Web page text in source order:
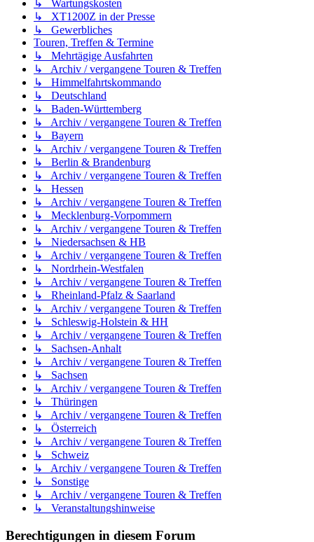
↳ Wartungskosten
↳ XT1200Z in der Presse
↳ Gewerbliches
Touren, Treffen & Termine
↳ Mehrtägige Ausfahrten
↳ Archiv / vergangene Touren & Treffen
↳ Himmelfahrtskommando
↳ Deutschland
↳ Baden-Württemberg
↳ Archiv / vergangene Touren & Treffen
↳ Bayern
↳ Archiv / vergangene Touren & Treffen
↳ Berlin & Brandenburg
↳ Archiv / vergangene Touren & Treffen
↳ Hessen
↳ Archiv / vergangene Touren & Treffen
↳ Mecklenburg-Vorpommern
↳ Archiv / vergangene Touren & Treffen
↳ Niedersachsen & HB
↳ Archiv / vergangene Touren & Treffen
↳ Nordrhein-Westfalen
↳ Archiv / vergangene Touren & Treffen
↳ Rheinland-Pfalz & Saarland
↳ Archiv / vergangene Touren & Treffen
↳ Schleswig-Holstein & HH
↳ Archiv / vergangene Touren & Treffen
↳ Sachsen-Anhalt
↳ Archiv / vergangene Touren & Treffen
↳ Sachsen
↳ Archiv / vergangene Touren & Treffen
↳ Thüringen
↳ Archiv / vergangene Touren & Treffen
↳ Österreich
↳ Archiv / vergangene Touren & Treffen
↳ Schweiz
↳ Archiv / vergangene Touren & Treffen
↳ Sonstige
↳ Archiv / vergangene Touren & Treffen
↳ Veranstaltungshinweise
Berechtigungen in diesem Forum